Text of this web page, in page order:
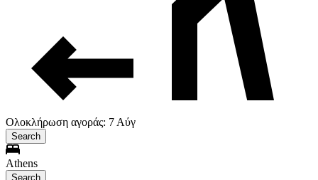
Ολοκλήρωση αγοράς: 7 Αύγ
Search
Athens
Search